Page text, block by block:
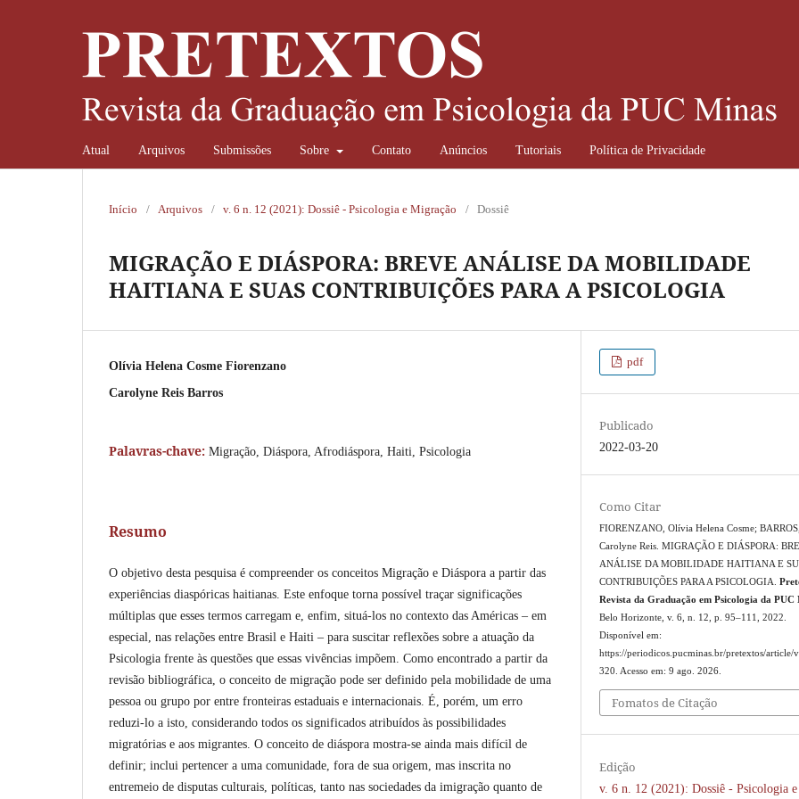
Atual Arquivos Submissões Sobre Contato Anúncios Tutoriais Política de Privacidade
Início / Arquivos / v. 6 n. 12 (2021): Dossiê - Psicologia e Migração / Dossiê
MIGRAÇÃO E DIÁSPORA: BREVE ANÁLISE DA MOBILIDADE
HAITIANA E SUAS CONTRIBUIÇÕES PARA A PSICOLOGIA
Olívia Helena Cosme Fiorenzano
Carolyne Reis Barros
Palavras-chave: Migração, Diáspora, Afrodiáspora, Haiti, Psicologia
Resumo
O objetivo desta pesquisa é compreender os conceitos Migração e Diáspora a partir das
experiências diaspóricas haitianas. Este enfoque torna possível traçar significações
múltiplas que esses termos carregam e, enfim, situá-los no contexto das Américas – em
especial, nas relações entre Brasil e Haiti – para suscitar reflexões sobre a atuação da
Psicologia frente às questões que essas vivências impõem. Como encontrado a partir da
revisão bibliográfica, o conceito de migração pode ser definido pela mobilidade de uma
pessoa ou grupo por entre fronteiras estaduais e internacionais. É, porém, um erro
reduzi-lo a isto, considerando todos os significados atribuídos às possibilidades
migratórias e aos migrantes. O conceito de diáspora mostra-se ainda mais difícil de
definir; inclui pertencer a uma comunidade, fora de sua origem, mas inscrita no
entremeio de disputas culturais, políticas, tanto nas sociedades da imigração quanto de
pdf
Publicado
2022-03-20
Como Citar
FIORENZANO, Olívia Helena Cosme; BARROS,
Carolyne Reis. MIGRAÇÃO E DIÁSPORA:
ANÁLISE DA MOBILIDADE HAITIANA E
CONTRIBUIÇÕES PARA A PSICOLOGIA.
Revista da Graduação em Psicologia da PUC
Belo Horizonte, v. 6, n. 12, p. 95–111, 2022.
Disponível em:
https://periodicos.pucminas.br/pretextos/article/
320. Acesso em: 9 ago. 2026.
Fomatos de Citação
Edição
v. 6 n. 12 (2021): Dossiê - Psicologia e